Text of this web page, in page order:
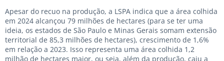
Apesar do recuo na produção, a LSPA indica que a área colhida
em 2024 alcançou 79 milhões de hectares (para se ter uma
ideia, os estados de São Paulo e Minas Gerais somam extensão
territorial de 85,3 milhões de hectares), crescimento de 1,6%
em relação a 2023. Isso representa uma área colhida 1,2
milhão de hectares maior, ou seja, além da produção, caiu a